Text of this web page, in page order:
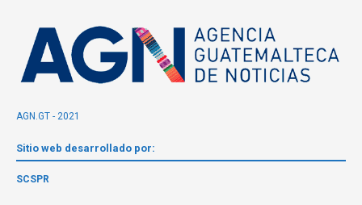
AGN.GT - 2021
Sitio web desarrollado por:
SCSPR